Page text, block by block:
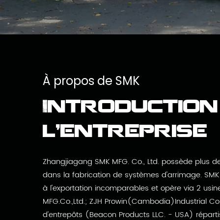
À propos de SMK
Introduction
l'entreprise
Zhangjiagang SMK MFG. Co., Ltd. possède plus
dans la fabrication de systèmes d'arrimage.
à l'exportation incomparables et opère via 2
MFG.Co.,Ltd.; ZJH Prowin(Cambodia)Industrial
d'entrepôts (Beacon Products LLC. - USA)